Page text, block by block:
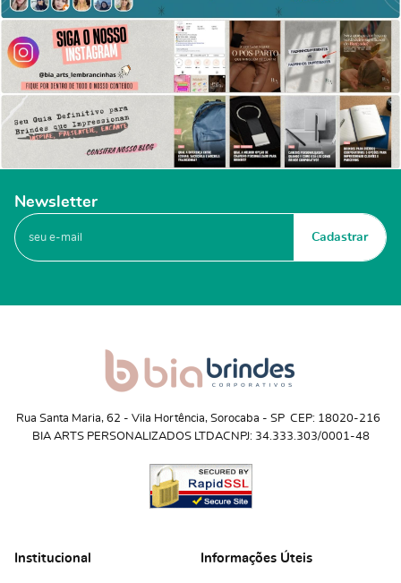
Newsletter
Cadastrar
Rua Santa Maria, 62 - Vila Hortência, Sorocaba - SP CEP: 18020-216
BIA ARTS PERSONALIZADOS LTDACNPJ: 34.333.303/0001-48
Institucional Informações Úteis